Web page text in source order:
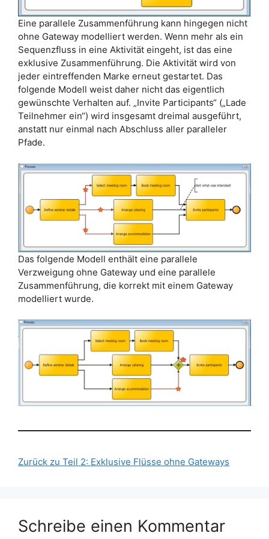
Eine parallele Zusammenführung kann hingegen nicht
ohne Gateway modelliert werden. Wenn mehr als ein
Sequenzfluss in eine Aktivität eingeht, ist das eine
exklusive Zusammenführung. Die Aktivität wird von
jeder eintreffenden Marke erneut gestartet. Das
folgende Modell weist daher nicht das eigentlich
gewünschte Verhalten auf. „Invite Participants“ („Lade
Teilnehmer ein“) wird insgesamt dreimal ausgeführt,
anstatt nur einmal nach Abschluss aller paralleler
Pfade.
Das folgende Modell enthält eine parallele
Verzweigung ohne Gateway und eine parallele
Zusammenführung, die korrekt mit einem Gateway
modelliert wurde.
Zurück zu Teil 2: Exklusive Flüsse ohne Gateways
Schreibe einen Kommentar